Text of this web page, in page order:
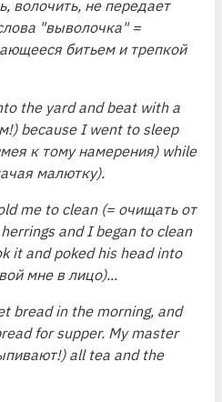
волочить, не передает
"выволочка" =
битьем и трепкой
the yard and beat with a
because I went to sleep
к тому намерения) while
малютку).
me to clean (= очищать от
and I began to clean
it and poked his head into
мне в лицо)...
bread in the morning, and
for supper. My master
all tea and the